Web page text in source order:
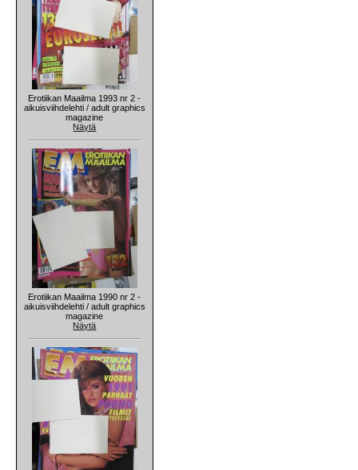
Erotiikan Maailma 1993 nr 2 -
aikuisviihdelehti / adult graphics
magazine
Näytä
Erotiikan Maailma 1990 nr 2 -
aikuisviihdelehti / adult graphics
magazine
Näytä